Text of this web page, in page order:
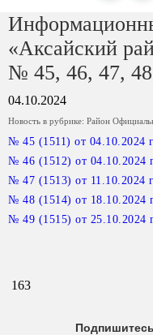
«Аксайский
№ 45, 46, 47,
04.10.2024
Новость в рубрике: Район
№ 45 (1511) от 04.10.2024
№ 46 (1512) от 04.10.2024
№ 47 (1513) от 11.10.2024
№ 48 (1514) от 18.10.2024
№ 49 (1515) от 25.10.2024
163